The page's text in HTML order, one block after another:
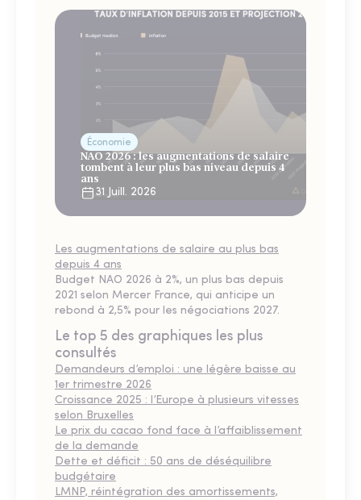
Économie
NAO 2026 : les augmentations de salaire
tombent à leur plus bas niveau depuis 4
ans
31 Juill. 2026
Les augmentations de salaire au plus bas
depuis 4 ans
Budget NAO 2026 à 2%, un plus bas depuis
2021 selon Mercer France, qui anticipe un
rebond à 2,5% pour les négociations 2027.
Le top 5 des graphiques les plus
consultés
Demandeurs d’emploi : une légère baisse au
1er trimestre 2026
Croissance 2025 : l’Europe à plusieurs vitesses
selon Bruxelles
Le prix du cacao fond face à l’affaiblissement
de la demande
Dette et déficit : 50 ans de déséquilibre
budgétaire
LMNP, réintégration des amortissements,